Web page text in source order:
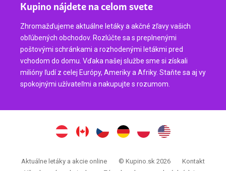
Kupino nájdete na celom svete
Zhromažďujeme aktuálne letáky a akčné zľavy vašich
obľúbených obchodov. Rozlúčte sa s preplnenými
poštovými schránkami a rozhodenými letákmi pred
vchodom do domu. Vďaka našej službe sme si získali
milióny ľudí z celej Európy, Ameriky a Afriky. Staňte sa aj vy
spokojnými užívateľmi a nakupujte s rozumom.
Aktuálne letáky a akcie online © Kupino.sk 2026
Kontakt